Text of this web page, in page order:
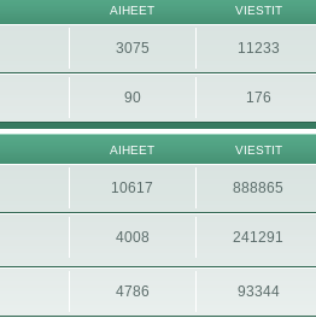
AIHEET VIESTIT
3075 11233
90 176
AIHEET VIESTIT
10617 888865
4008 241291
4786 93344